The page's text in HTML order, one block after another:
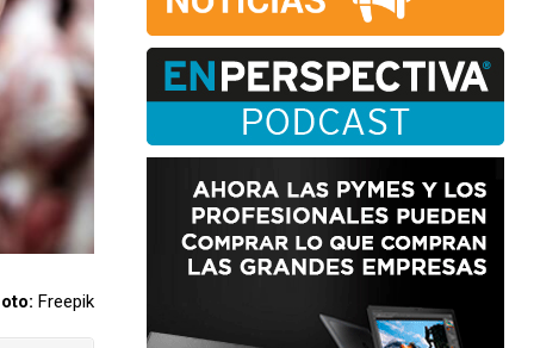
Freepik